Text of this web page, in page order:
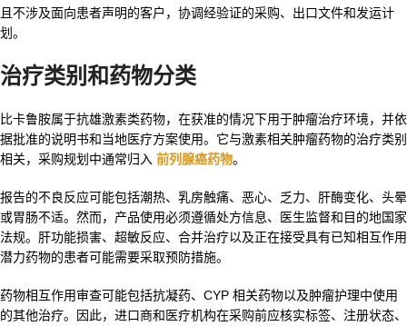
且不涉及面向患者声明的客户，协调经验证的采购、出口文件和发运计
划。
治疗类别和药物分类
比卡鲁胺属于抗雄激素类药物，在获准的情况下用于肿瘤治疗环境，并依
据批准的说明书和当地医疗方案使用。它与激素相关肿瘤药物的治疗类别
相关，采购规划中通常归入 前列腺癌药物。
报告的不良反应可能包括潮热、乳房触痛、恶心、乏力、肝酶变化、头晕
或胃肠不适。然而，产品使用必须遵循处方信息、医生监督和目的地国家
法规。肝功能损害、超敏反应、合并治疗以及正在接受具有已知相互作用
潜力药物的患者可能需要采取预防措施。
药物相互作用审查可能包括抗凝药、CYP 相关药物以及肿瘤护理中使用
的其他治疗。因此，进口商和医疗机构在采购前应核实标签、注册状态、